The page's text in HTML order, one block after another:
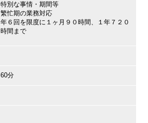
特別な事情・期間等
繁忙期の業務対応
年６回を限度に１ヶ月９０時間、１年７２０
時間まで
60分